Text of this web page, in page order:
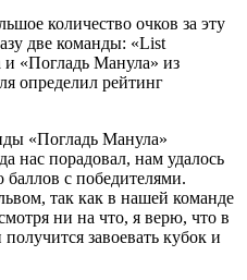
количество очков за эту
две команды: «List
и «Погладь Манула» из
определил рейтинг
«Погладь Манула»
нас порадовал, нам удалось
баллов с победителями.
так как в нашей команде
ни на что, я верю, что в
завоевать кубок и